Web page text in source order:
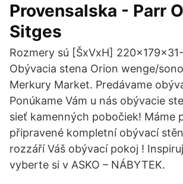
Provensalska - Parr
Sitges
Rozmery sú [ŠxVxH]
Obývacia stena Orion wenge/
Merkury Market. Predávame
Ponúkame Vám u nás obývacie
sieť kamenných pobočiek! Máme
připravené kompletní obývací
rozzáří Váš obývací pokoj !
vyberte si v ASKO – NÁBYTEK.